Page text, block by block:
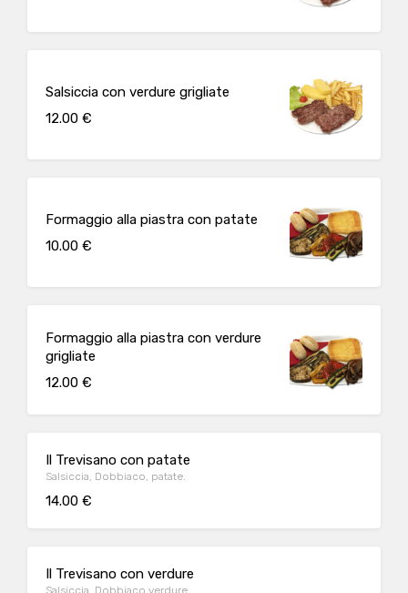
Salsiccia con verdure grigliate
12.00 €
Formaggio alla piastra con patate
10.00 €
Formaggio alla piastra con verdure
grigliate
12.00 €
Il Trevisano con patate
Salsiccia, Dobbiaco, patate.
14.00 €
Il Trevisano con verdure
Salsiccia ,Dobbiaco verdure.